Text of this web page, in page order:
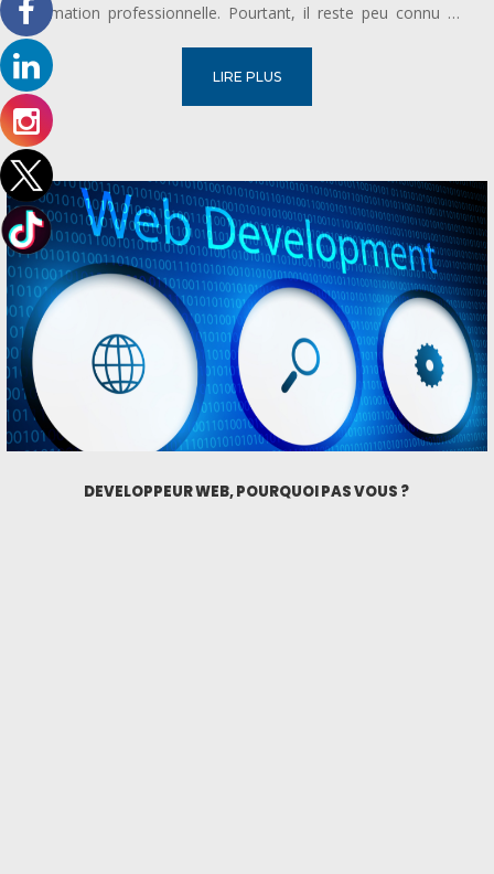
formation professionnelle. Pourtant, il reste peu connu du
grand public. Les Missions Locales, engagées pour l’insertion
des jeunes, peuvent en bénéficier. Qu’est-ce que la taxe...
LIRE PLUS
DÉVELOPPEUR WEB, POURQUOI PAS VOUS ?